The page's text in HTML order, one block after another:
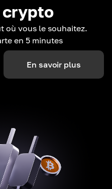
où vous le souhaitez.
en 5 minutes
En savoir plus